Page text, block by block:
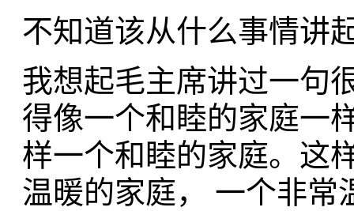
不知道该从什么事情讲
我想起毛主席讲过一句
得像一个和睦的家庭一
样一个和睦的家庭。这
温暖的家庭， 一个非常